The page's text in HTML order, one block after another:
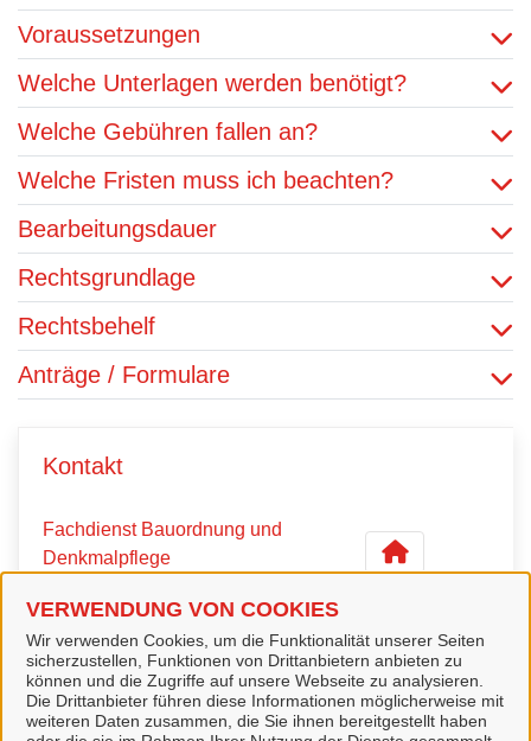
VERWENDUNG VON COOKIES
Wir verwenden Cookies, um die Funktionalität unserer Seiten
sicherzustellen, Funktionen von Drittanbietern anbieten zu
können und die Zugriffe auf unsere Webseite zu analysieren.
Die Drittanbieter führen diese Informationen möglicherweise mit
weiteren Daten zusammen, die Sie ihnen bereitgestellt haben
Voraussetzungen
Welche Unterlagen werden benötigt?
Welche Gebühren fallen an?
Welche Fristen muss ich beachten?
Bearbeitungsdauer
Rechtsgrundlage
Rechtsbehelf
Anträge / Formulare
Kontakt
Fachdienst Bauordnung und
Denkmalpflege
Kontaktpersonen
Sachbearbeiterin
Frau Pieper